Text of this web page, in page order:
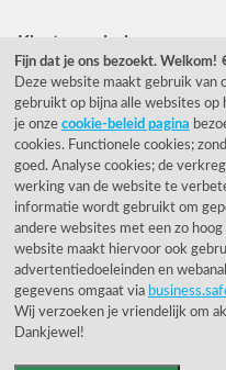
Klantwaardering
"Zeer goed" - eKomi.nl
Cijfer: 9.2 (25540
Onze nieuwsbrief
Wil je onze nieuwsbrief
Fijn dat je ons bezoekt. Welkom!
Deze website maakt gebruik van
gebruikt op bijna alle websites
je onze cookie-beleid pagina
cookies. Functionele cookies;
goed. Analyse cookies; de
werking van de website te
informatie wordt gebruikt om
andere websites met een zo
website maakt hiervoor ook
advertentiedoeleinden en
gegevens omgaat via
Wij verzoeken je vriendelijk om
Dankjewel!